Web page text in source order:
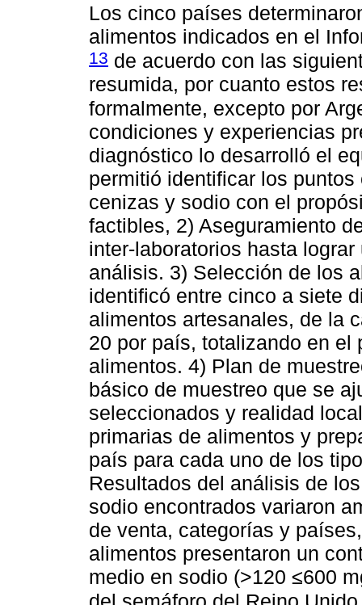
Los cinco países
alimentos indicados en el
13 de acuerdo con las
resumida, por cuanto estos
formalmente, excepto por
condiciones y experiencias
diagnóstico lo desarrolló el
permitió identificar los
cenizas y sodio con el
factibles, 2) Aseguramiento
inter-laboratorios hasta
análisis. 3) Selección de los
identificó entre cinco a siete
alimentos artesanales, de la
20 por país, totalizando en el
alimentos. 4) Plan de
básico de muestreo que se
seleccionados y realidad
primarias de alimentos y
país para cada uno de los
Resultados del análisis de
sodio encontrados variaron
de venta, categorías y
alimentos presentaron un
medio en sodio (>120 ≤600